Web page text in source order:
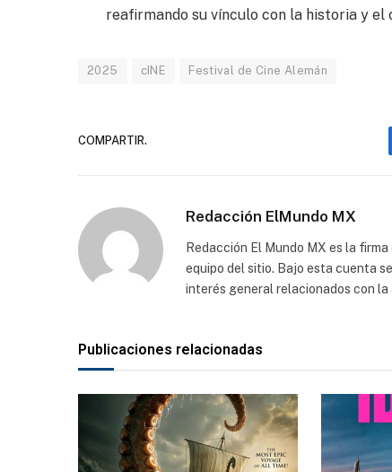
reafirmando su vínculo con la historia y
2025 cINE Festival de Cine Alemán
COMPARTIR.
Redacción ElMundo MX
Redacción El Mundo MX es la
equipo del sitio. Bajo esta cuenta
interés general relacionados con
Publicaciones relacionadas